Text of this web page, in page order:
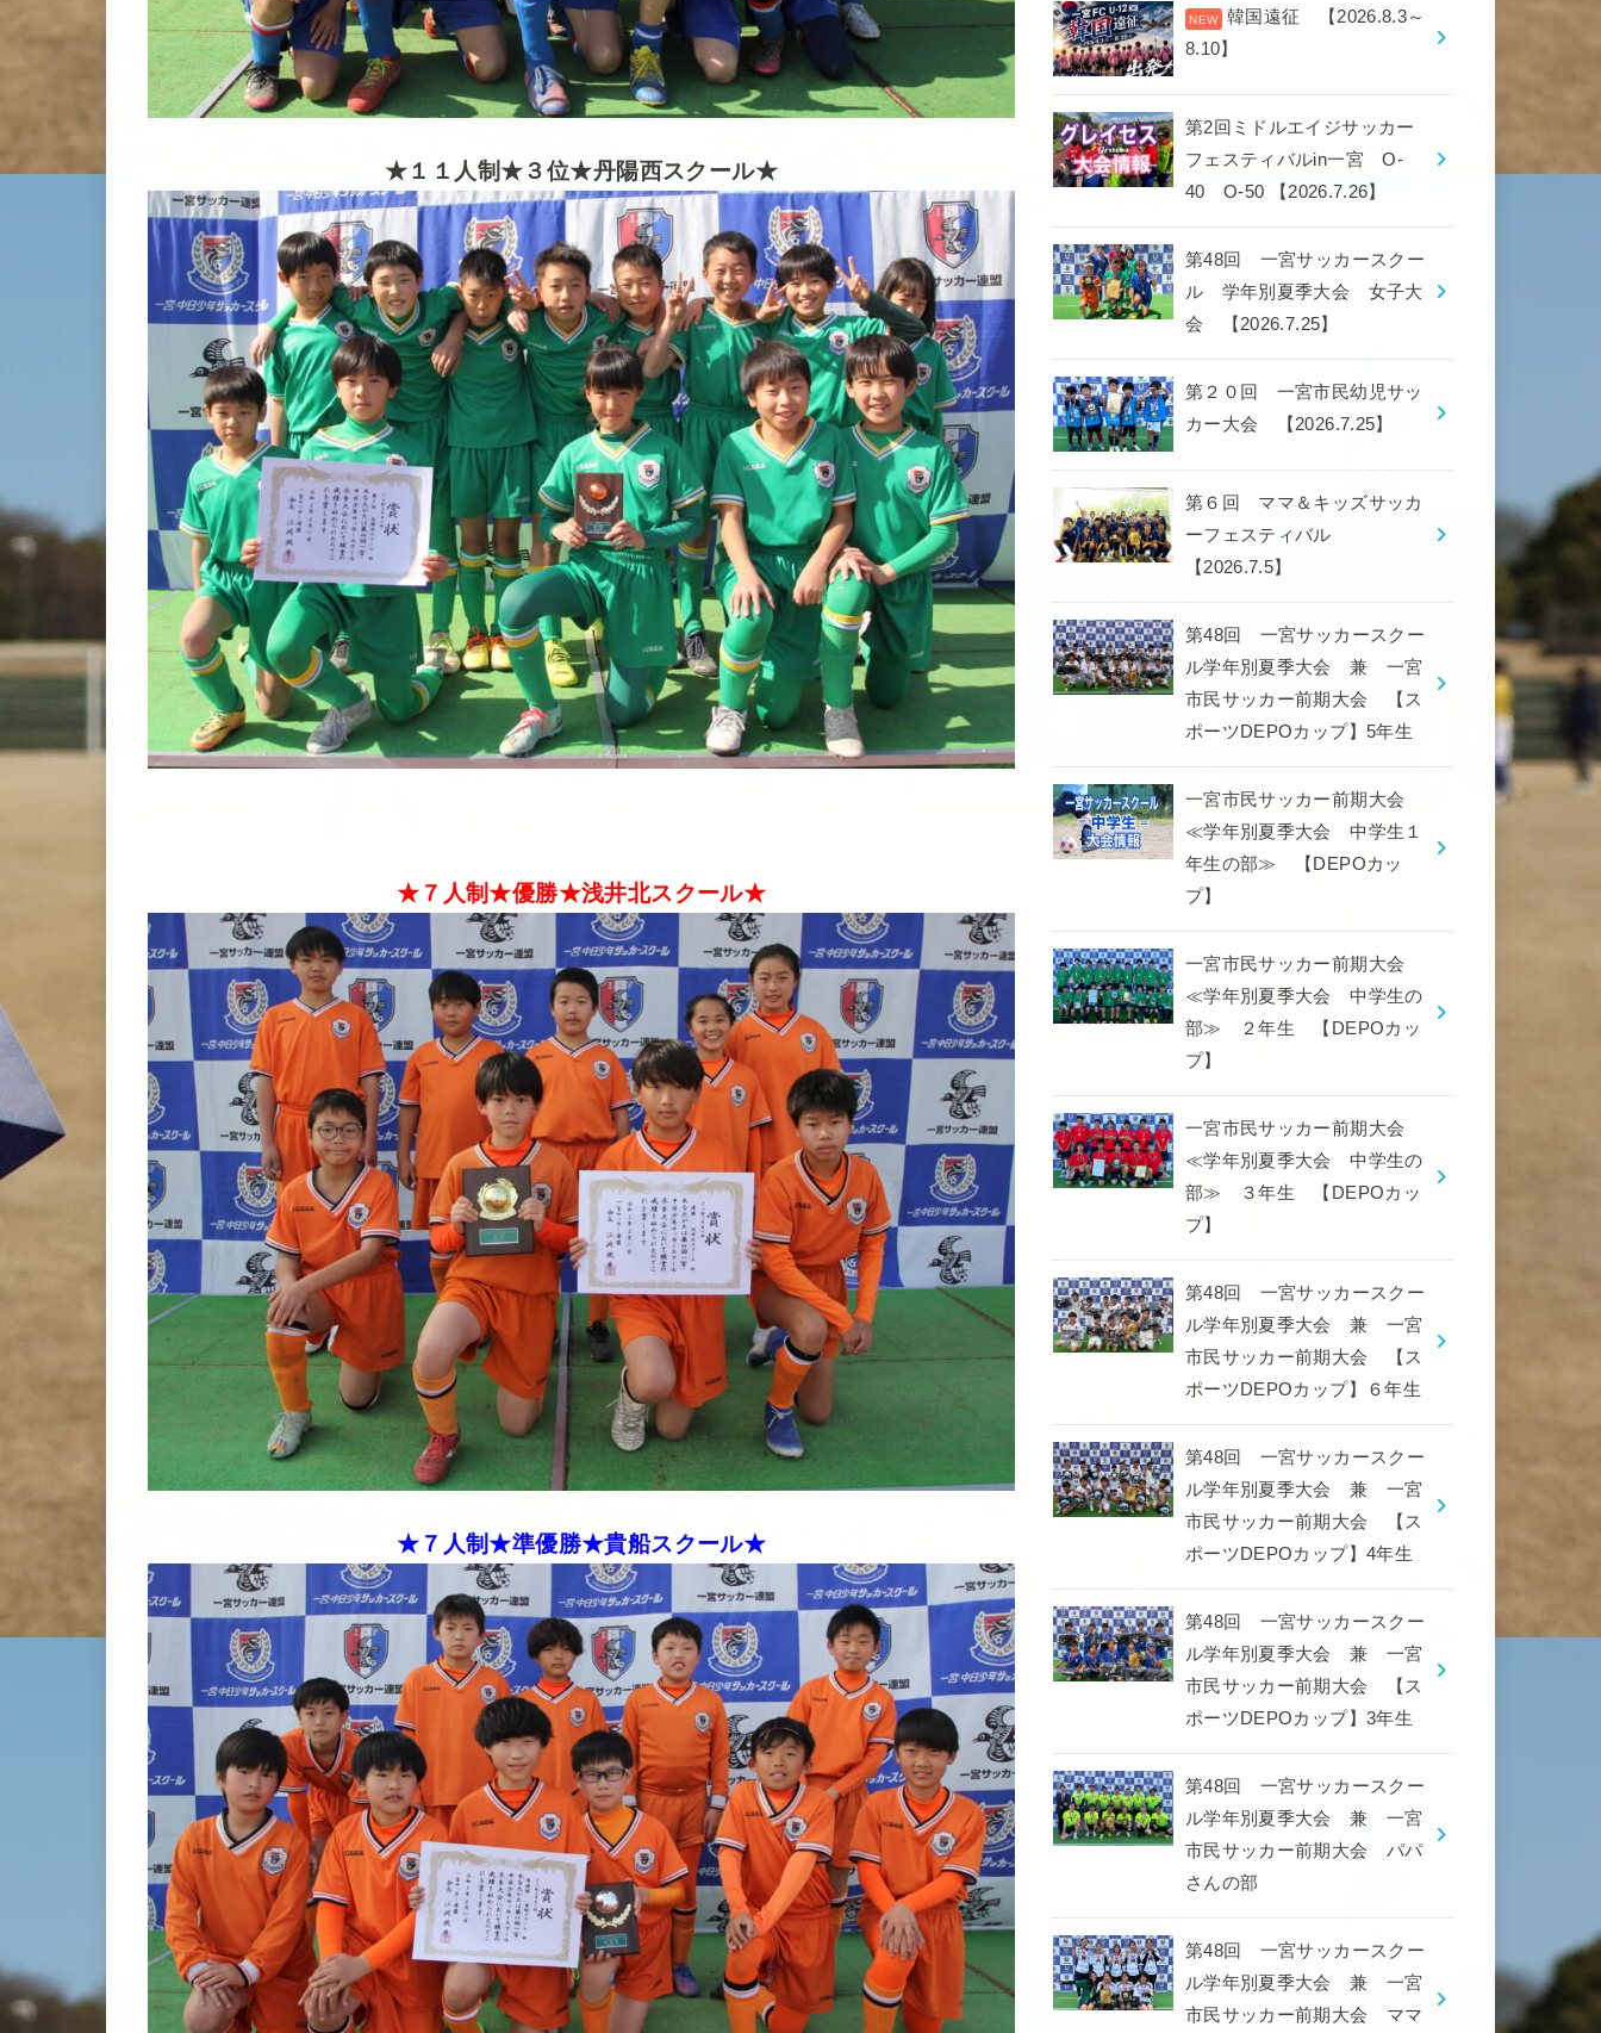
★１１人制★３位★丹陽西スクール★
★７人制★優勝★浅井北スクール★
★７人制★準優勝★貴船スクール★
韓国遠征 【2026.8.3～
8.10】
第2回ミドルエイジサッカー
フェスティバルin一宮 O-
40 O-50 【2026.7.26】
第48回 一宮サッカースクー
ル 学年別夏季大会 女子大
会 【2026.7.25】
第２０回 一宮市民幼児サッ
カー大会 【2026.7.25】
第６回 ママ＆キッズサッカ
ーフェスティバル
【2026.7.5】
第48回 一宮サッカースクー
ル学年別夏季大会 兼 一宮
市民サッカー前期大会 【ス
ポーツDEPOカップ】5年生
一宮市民サッカー前期大会
≪学年別夏季大会 中学生１
年生の部≫ 【DEPOカッ
プ】
一宮市民サッカー前期大会
≪学年別夏季大会 中学生の
部≫ ２年生 【DEPOカッ
プ】
一宮市民サッカー前期大会
≪学年別夏季大会 中学生の
部≫ ３年生 【DEPOカッ
プ】
第48回 一宮サッカースクー
ル学年別夏季大会 兼 一宮
市民サッカー前期大会 【ス
ポーツDEPOカップ】６年生
第48回 一宮サッカースクー
ル学年別夏季大会 兼 一宮
市民サッカー前期大会 【ス
ポーツDEPOカップ】4年生
第48回 一宮サッカースクー
ル学年別夏季大会 兼 一宮
市民サッカー前期大会 【ス
ポーツDEPOカップ】3年生
第48回 一宮サッカースクー
ル学年別夏季大会 兼 一宮
市民サッカー前期大会 パパ
さんの部
第48回 一宮サッカースクー
ル学年別夏季大会 兼 一宮
市民サッカー前期大会 ママ